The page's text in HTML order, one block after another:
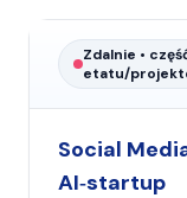
Zdalnie •
etatu/
Social
AI‑startup